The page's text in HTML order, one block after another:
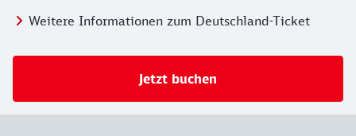
Weitere Informationen zum Deutschland-Ticket
Jetzt buchen